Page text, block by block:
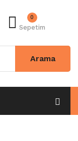
0
Sepetim
Arama